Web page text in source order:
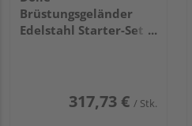
Brüstungsgeländer
Edelstahl Starter-Set -
317,73 € / Stk.